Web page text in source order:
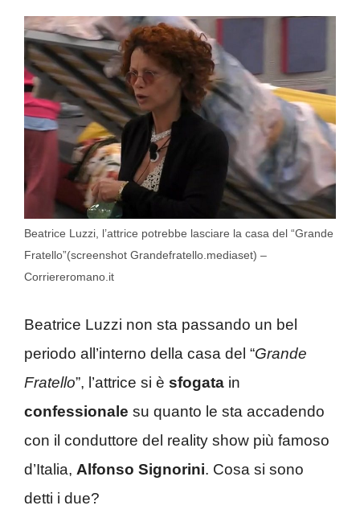
Beatrice Luzzi, l’attrice potrebbe lasciare la casa del “Grande
Fratello”(screenshot Grandefratello.mediaset) –
Corriereromano.it
Beatrice Luzzi non sta passando un bel
periodo all’interno della casa del “Grande
Fratello”, l’attrice si è sfogata in
confessionale su quanto le sta accadendo
con il conduttore del reality show più famoso
d’Italia, Alfonso Signorini. Cosa si sono
detti i due?